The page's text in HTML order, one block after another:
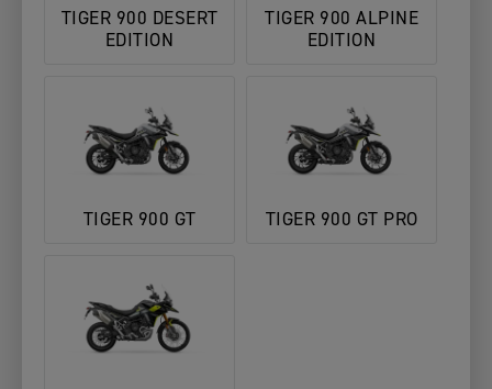
TIGER 900 DESERT
EDITION
TIGER 900 ALPINE
EDITION
TIGER 900 GT TIGER 900 GT PRO